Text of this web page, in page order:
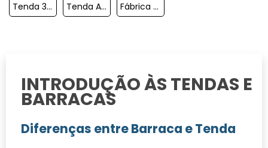
Tenda 3x3 Preço Tenda Armazém Fábrica De Tendas E Toldos
INTRODUÇÃO ÀS TENDAS E
BARRACAS
Diferenças entre Barraca e Tenda